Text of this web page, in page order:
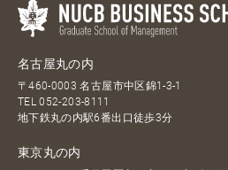
名古屋丸の内
〒460-0003 名古屋市中区錦1-3-1
TEL052-203-8111
地下鉄丸の内駅6番出口徒歩3分
東京丸の内